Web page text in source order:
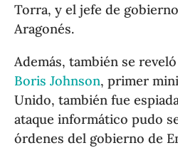
Torra, y el jefe de
Aragonés.
Además, también se
Boris Johnson, primer
Unido, también fue
ataque informático pudo
órdenes del gobierno de